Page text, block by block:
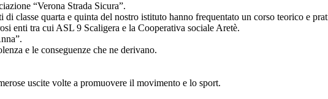
“Verona Strada Sicura”.
di classe quarta e quinta del nostro istituto hanno frequentato un corso teorico e
enti tra cui ASL 9 Scaligera e la Cooperativa sociale Aretè.
e le conseguenze che ne derivano.
uscite volte a promuovere il movimento e lo sport.